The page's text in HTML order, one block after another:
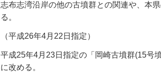
志布志湾沿岸の他の古墳群との関連や、本
る。
（平成26年4月22日指定）
平成25年4月23日指定の「岡崎古墳群(15号
に改める。